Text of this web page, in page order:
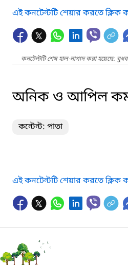
এই কনটেন্টটি শেয়ার করতে ক্লিক
কনটেন্টটি শেষ হাল-নাগাদ করা হয়েছে:
অনিক ও আপিল
কন্টেন্ট: পাতা
এই কনটেন্টটি শেয়ার করতে ক্লিক